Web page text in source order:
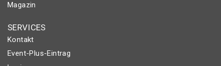
Magazin
SERVICES
Kontakt
Event-Plus-Eintrag